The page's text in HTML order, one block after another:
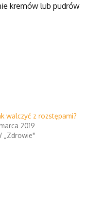
kremów lub pudrów
walczyć z rozstępami?
2019
„Zdrowie"